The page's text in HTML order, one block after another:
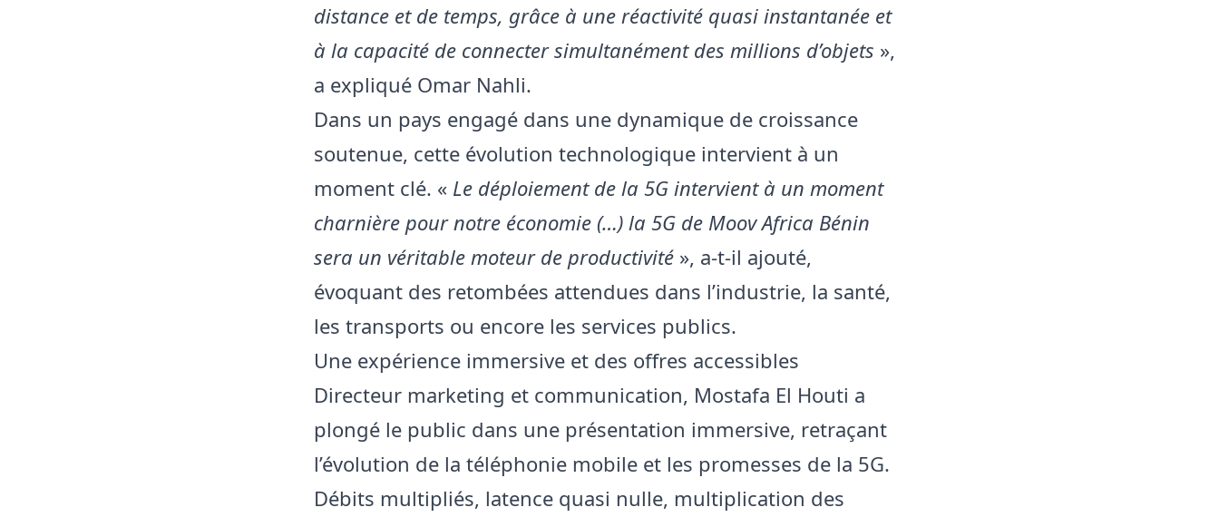
distance et de temps, grâce à une réactivité quasi instantanée et
à la capacité de connecter simultanément des millions d’objets »,
a expliqué Omar Nahli.
Dans un pays engagé dans une dynamique de croissance
soutenue, cette évolution technologique intervient à un
moment clé. « Le déploiement de la 5G intervient à un moment
charnière pour notre économie (…) la 5G de Moov Africa Bénin
sera un véritable moteur de productivité », a-t-il ajouté,
évoquant des retombées attendues dans l’industrie, la santé,
les transports ou encore les services publics.
Une expérience immersive et des offres accessibles
Directeur marketing et communication, Mostafa El Houti a
plongé le public dans une présentation immersive, retraçant
l’évolution de la téléphonie mobile et les promesses de la 5G.
Débits multipliés, latence quasi nulle, multiplication des